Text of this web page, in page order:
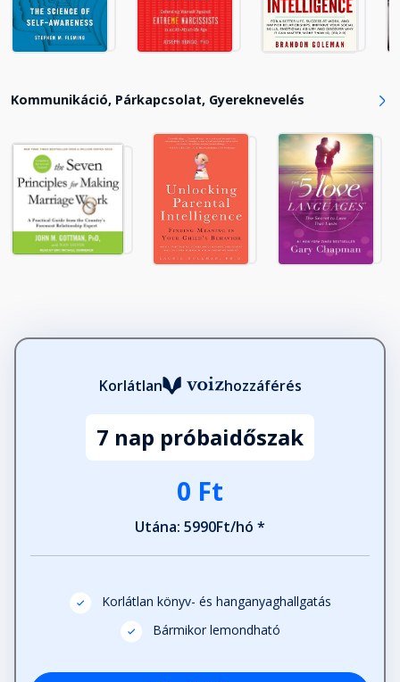
Kommunikáció, Párkapcsolat, Gyereknevelés
Korlátlan hozzáférés
7 nap próbaidőszak
0 Ft
Utána: 5990Ft/hó *
Korlátlan könyv- és hanganyaghallgatás
Bármikor lemondható